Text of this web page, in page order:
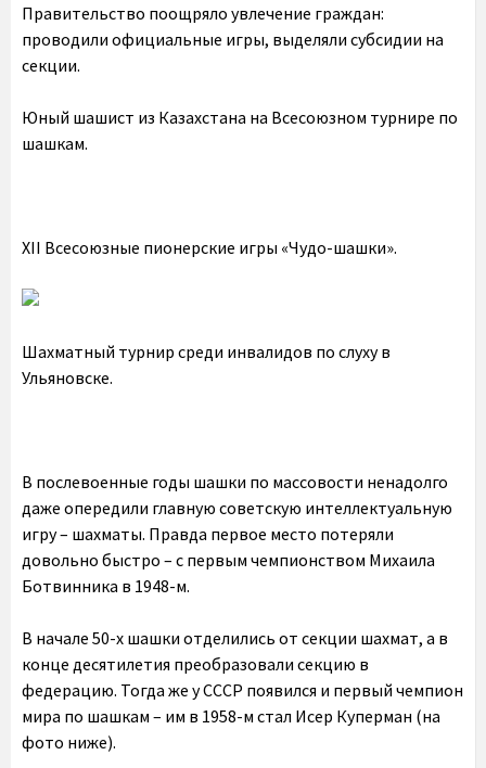
Правительство поощряло увлечение граждан:
проводили официальные игры, выделяли субсидии на
секции.
Юный шашист из Казахстана на Всесоюзном турнире по
шашкам.
XII Всесоюзные пионерские игры «Чудо-шашки».
Шахматный турнир среди инвалидов по слуху в
Ульяновске.
В послевоенные годы шашки по массовости ненадолго
даже опередили главную советскую интеллектуальную
игру – шахматы. Правда первое место потеряли
довольно быстро – с первым чемпионством Михаила
Ботвинника в 1948-м.
В начале 50-х шашки отделились от секции шахмат, а в
конце десятилетия преобразовали секцию в
федерацию. Тогда же у СССР появился и первый чемпион
мира по шашкам – им в 1958-м стал Исер Куперман (на
фото ниже).